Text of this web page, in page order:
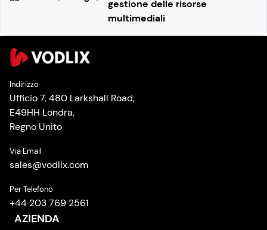
gestione delle risorse
multimediali
Indirizzo
Ufficio 7, 480 Larkshall Road,
E49HH Londra,
Regno Unito
Via Email
sales@vodlix.com
Per Telefono
+44 203 769 2561
AZIENDA